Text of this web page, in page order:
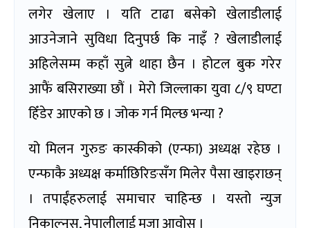
लगेर खेलाए । यति टाढा बसेको खेलाडीलाई
आउनेजाने सुविधा दिनुपर्छ कि नाइँ ? खेलाडीलाई
अहिलेसम्म कहाँ सुत्ने थाहा छैन । होटल बुक गरेर
आफैं बसिराख्या छौं । मेरो जिल्लाका युवा ८/९ घण्टा
हिँडेर आएको छ । जोक गर्न मिल्छ भन्या ?
यो मिलन गुरुङ कास्कीको (एन्फा) अध्यक्ष रहेछ ।
एन्फाकै अध्यक्ष कर्माछिरिङसँग मिलेर पैसा खाइराछन्
। तपाईंहरुलाई समाचार चाहिन्छ । यस्तो न्युज